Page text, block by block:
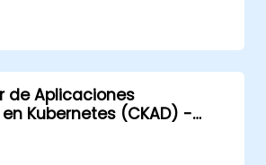
del clúster, almacenamiento,
y administración
Los participantes
necesarias para
modernas de
resolver problemas de
de Aplicaciones
Kubernetes (CKAD) -
el examen